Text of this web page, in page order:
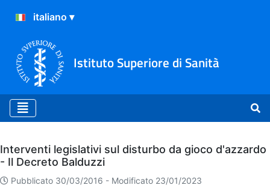
Istituto Superiore di Sanità
Archivio
Interventi legislativi sul disturbo da gioco d'azzardo
- Il Decreto Balduzzi
Pubblicato 30/03/2016 - Modificato 23/01/2023